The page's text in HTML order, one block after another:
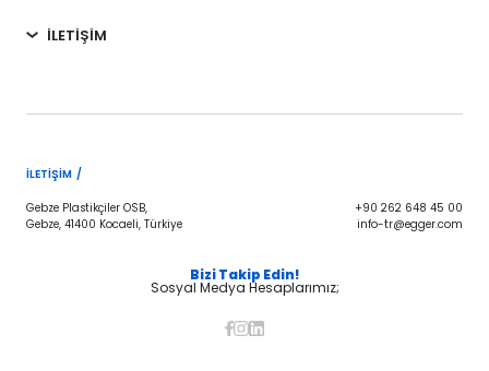
İLETİŞİM
İLETIŞIM /
Gebze Plastikçiler OSB,
Gebze, 41400 Kocaeli, Türkiye
+90 262 648 45 00
info-tr@egger.com
Bizi Takip Edin!
Sosyal Medya Hesaplarımız;